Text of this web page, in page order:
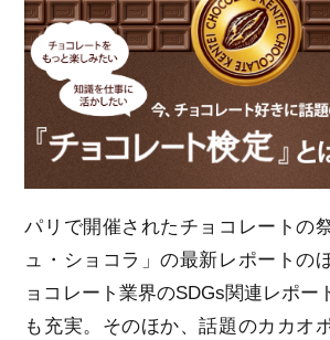
パリで開催されたチョコレートの
ュ・ショコラ」の最新レポートの
ョコレート業界のSDGs関連レポー
も充実。そのほか、話題のカカオ